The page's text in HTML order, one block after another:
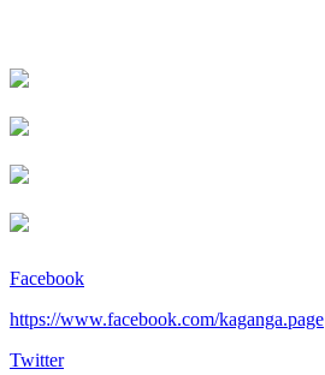
Facebook
https://www.facebook.com/kaganga.page
Twitter